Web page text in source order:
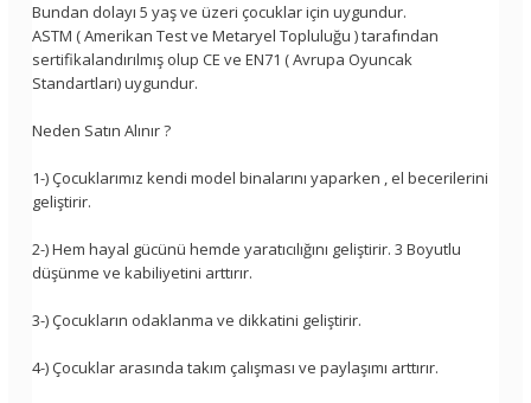
Bundan dolayı 5 yaş ve üzeri çocuklar için uygundur.
ASTM ( Amerikan Test ve Metaryel Topluluğu ) tarafından
sertifikalandırılmış olup CE ve EN71 ( Avrupa Oyuncak
Standartları) uygundur.
Neden Satın Alınır ?
1-) Çocuklarımız kendi model binalarını yaparken , el becerilerini
geliştirir.
2-) Hem hayal gücünü hemde yaratıcılığını geliştirir. 3 Boyutlu
düşünme ve kabiliyetini arttırır.
3-) Çocukların odaklanma ve dikkatini geliştirir.
4-) Çocuklar arasında takım çalışması ve paylaşımı arttırır.